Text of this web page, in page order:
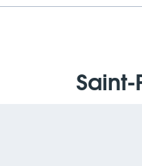
Saint-